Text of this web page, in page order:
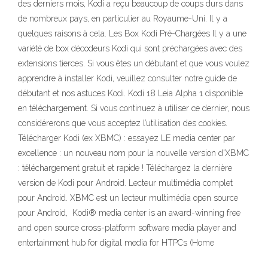
des derniers mois, Kodi a reçu beaucoup de coups durs dans
de nombreux pays, en particulier au Royaume-Uni. Il y a
quelques raisons à cela. Les Box Kodi Pré-Chargées Il y a une
variété de box décodeurs Kodi qui sont préchargées avec des
extensions tierces. Si vous êtes un débutant et que vous voulez
apprendre à installer Kodi, veuillez consulter notre guide de
débutant et nos astuces Kodi. Kodi 18 Leia Alpha 1 disponible
en téléchargement. Si vous continuez à utiliser ce dernier, nous
considérerons que vous acceptez l’utilisation des cookies.
Télécharger Kodi (ex XBMC) : essayez LE media center par
excellence : un nouveau nom pour la nouvelle version d'XBMC
: téléchargement gratuit et rapide ! Téléchargez la dernière
version de Kodi pour Android. Lecteur multimédia complet
pour Android. XBMC est un lecteur multimédia open source
pour Android, Kodi® media center is an award-winning free
and open source cross-platform software media player and
entertainment hub for digital media for HTPCs (Home